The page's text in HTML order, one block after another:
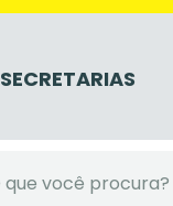
SECRETARIAS